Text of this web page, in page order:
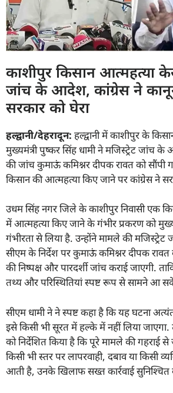
काशीपुर किसान आत्महत्या
जांच के आदेश, कांग्रेस ने
सरकार को घेरा
हल्द्वानी/देहरादून: हल्द्वानी में काशीपुर के
मुख्यमंत्री पुष्कर सिंह धामी ने मजिस्ट्रेट जांच
की जांच कुमाऊं कमिश्नर दीपक रावत को सौंपी
किसान की आत्महत्या किए जाने पर कांग्रेस ने
उधम सिंह नगर जिले के काशीपुर निवासी एक
में आत्महत्या किए जाने के गंभीर प्रकरण को
गंभीरता से लिया है. उन्होंने मामले की मजिस्ट्रेट
सीएम के निर्देश पर कुमाऊं कमिश्नर दीपक
की निष्पक्ष और पारदर्शी जांच कराई जाएगी.
तथ्य और परिस्थितियां स्पष्ट रूप से सामने आ
सीएम धामी ने ने स्पष्ट कहा है कि यह घटना
इसे किसी भी सूरत में हल्के में नहीं लिया जाएगा.
को निर्देशित किया है कि पूरे मामले की गहराई
किसी भी स्तर पर लापरवाही, दबाव या किसी
आती है, उनके खिलाफ सख्त कार्रवाई सुनिश्चित